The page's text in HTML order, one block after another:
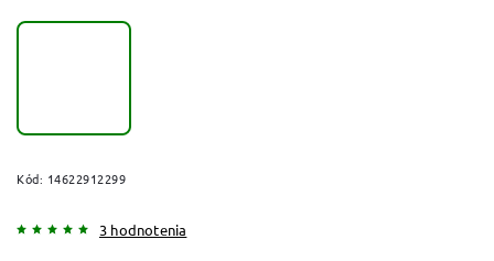
Kód: 14622912299
3 hodnotenia